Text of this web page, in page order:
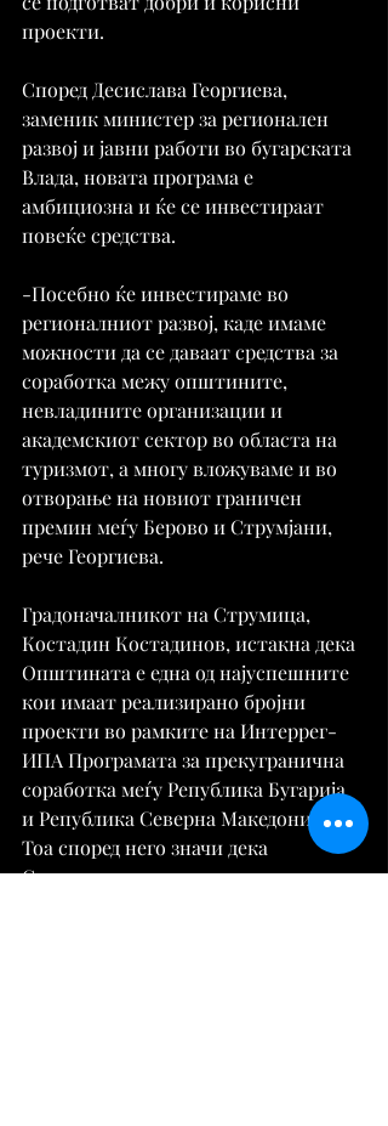
проекти.
Според Десислава Георгиева,
заменик министер за регионален
развој и јавни работи во бугарската
Влада, новата програма е
амбициозна и ќе се инвестираат
повеќе средства.
-Посебно ќе инвестираме во
регионалниот развој, каде имаме
можности да се даваат средства за
соработка межу општините,
невладините организации и
академскиот сектор во областа на
туризмот, а многу вложуваме и во
отворање на новиот граничен
премин меѓу Берово и Струмјани,
рече Георгиева.
Градоначалникот на Струмица,
Костадин Костадинов, истакна дека
Општината е една од најуспешните
кои имаат реализирано бројни
проекти во рамките на Интеррег-
ИПА Програмата за прекугранична
соработка меѓу Република Бугарија
и Република Северна Македонија.
Тоа според него значи дека
Струмица има силен човечки